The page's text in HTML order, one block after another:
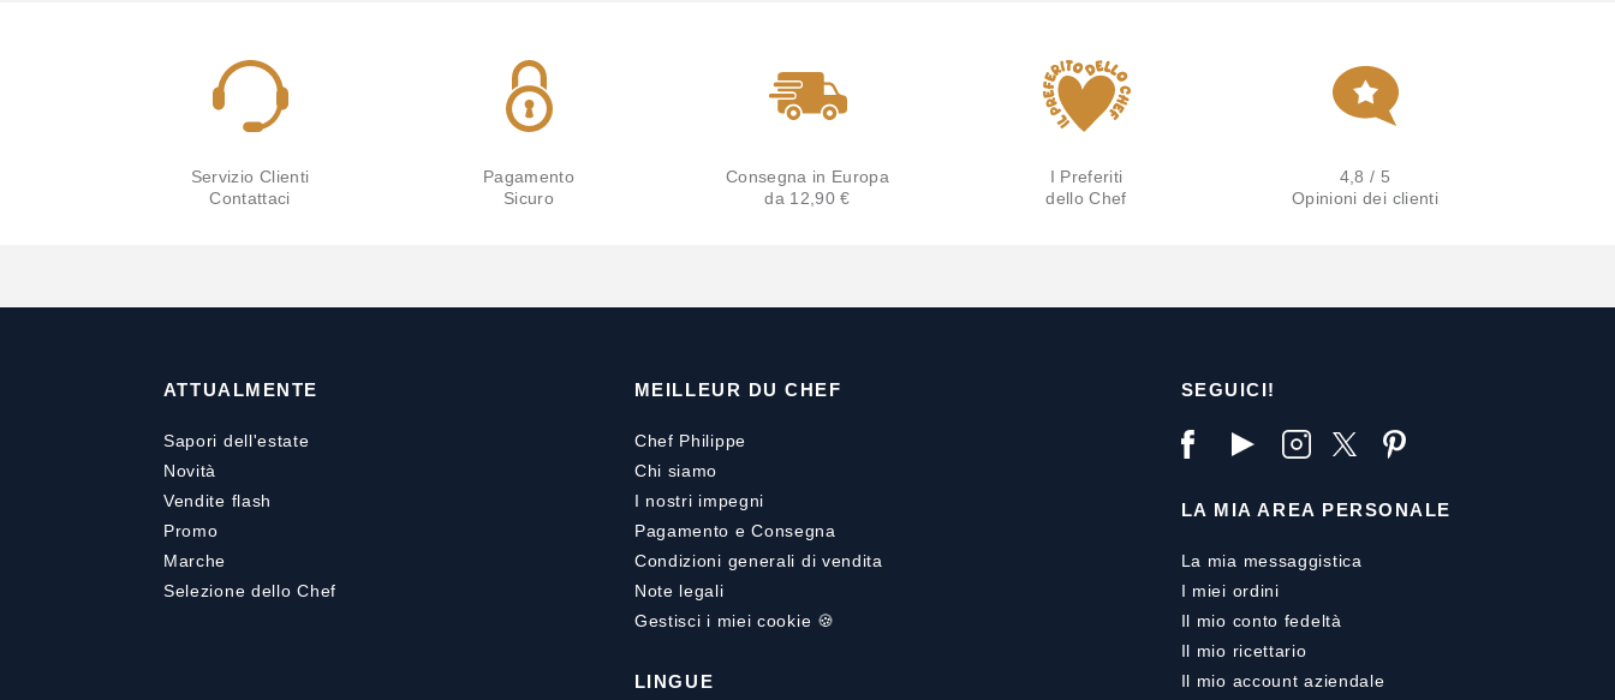
Servizio Clienti
Contattaci
Pagamento
Sicuro
Consegna in Europa
da 12,90 €
I Preferiti
dello Chef
4,8 / 5
Opinioni dei clienti
ATTUALMENTE
Sapori dell'estate
Novità
Vendite flash
Promo
Marche
Selezione dello Chef
MEILLEUR DU CHEF
Chef Philippe
Chi siamo
I nostri impegni
Pagamento eConsegna
Condizioni generali di vendita
Note legali
Gestisci i miei cookie 🍪
LINGUE
SEGUICI!
LA MIA AREA PERSONALE
La mia messaggistica
I miei ordini
Il mio conto fedeltà
Il mio ricettario
Il mio account aziendale